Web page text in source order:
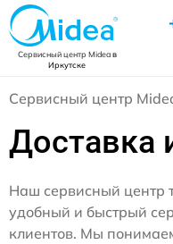
Сервисный центр Mideaв
Иркутске
Сервисный центр
Доставка
Наш сервисный центр
удобный и быстрый
клиентов. Мы